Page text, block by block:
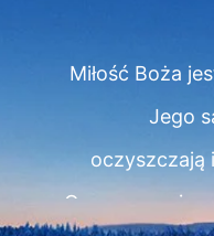
Miłość Boża
Jego
oczyszczają
Oczyszczenie